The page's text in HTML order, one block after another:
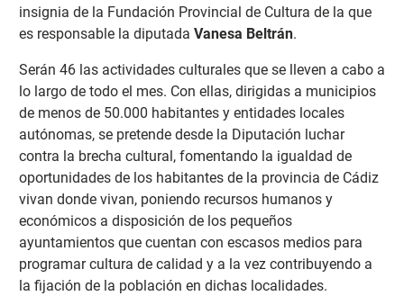
insignia de la Fundación Provincial de Cultura de la que
es responsable la diputada Vanesa Beltrán.
Serán 46 las actividades culturales que se lleven a cabo a
lo largo de todo el mes. Con ellas, dirigidas a municipios
de menos de 50.000 habitantes y entidades locales
autónomas, se pretende desde la Diputación luchar
contra la brecha cultural, fomentando la igualdad de
oportunidades de los habitantes de la provincia de Cádiz
vivan donde vivan, poniendo recursos humanos y
económicos a disposición de los pequeños
ayuntamientos que cuentan con escasos medios para
programar cultura de calidad y a la vez contribuyendo a
la fijación de la población en dichas localidades.